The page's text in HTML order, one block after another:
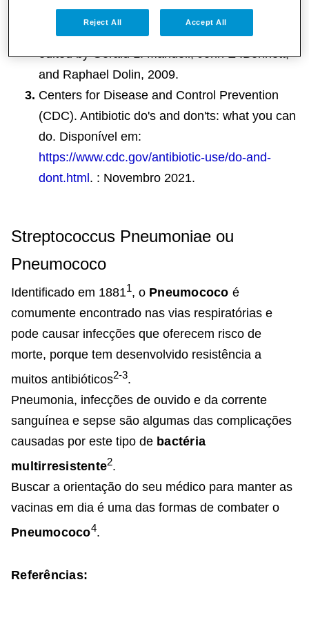
Mandell, Douglas, and Bennett's Principles and
Practice of Infectious Diseases, 7th edition,
edited by Gerald L. Mandell, John E .Bennett,
and Raphael Dolin, 2009.
Centers for Disease and Control Prevention
(CDC). Antibiotic do's and don'ts: what you can
do. Disponível em:
https://www.cdc.gov/antibiotic-use/do-and-
dont.html . : Novembro 2021.
Streptococcus Pneumoniae ou
Pneumococo
Identificado em 18811, o Pneumococo é
comumente encontrado nas vias respiratórias e
pode causar infecções que oferecem risco de
morte, porque tem desenvolvido resistência a
muitos antibióticos2-3.
Pneumonia, infecções de ouvido e da corrente
sanguínea e sepse são algumas das complicações
causadas por este tipo de bactéria
multirresistente2.
Buscar a orientação do seu médico para manter as
vacinas em dia é uma das formas de combater o
Pneumococo4.
Referências:
Reject All Accept All